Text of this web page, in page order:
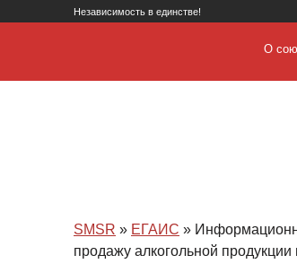
Независимость в единстве!
О
SMSR » ЕГАИС »
продажу алкогольной